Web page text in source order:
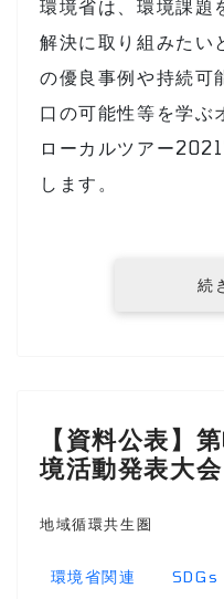
環境省は、環境課題
解決に取り組みたい
の優良事例や持続可
口の可能性等を学ぶ
ローカルツアー
します。
続
【資料公表】
境活動発表大会
地域循環共生圏
環境省関連 SDGs